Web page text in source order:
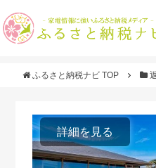
ふるさと納税ナビ TOP
詳細を見る